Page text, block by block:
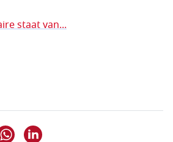
staat van...
X op Bluesky
dit item op Facebook
via WhatsApp